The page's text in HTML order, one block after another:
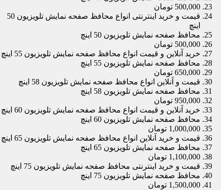
500,000 تومان
قیمت و خرید اینترنتی انواع محافظ صفحه نمایش تلویزیون 50
اینچ
محافظ صفحه نمایش تلویزیون 50 اینچ
500,000 تومان
خرید آنلاین و قیمت انواع محافظ صفحه نمایش تلویزیون 55 اینچ
محافظ صفحه نمایش تلویزیون 55 اینچ
650,000 تومان
قیمت و آنلاین انواع محافظ صفحه نمایش تلویزیون 58 اینچ
محافظ صفحه نمایش تلویزیون 58 اینچ
950,000 تومان
خرید آنلاین و قیمت انواع محافظ صفحه نمایش تلویزیون 60 اینچ
محافظ صفحه نمایش تلویزیون 60 اینچ
1,000,000 تومان
قیمت و خرید آنلاین انواع محافظ صفحه نمایش تلویزیون 65 اینچ
محافظ صفحه نمایش تلویزیون 65 اینچ
1,100,000 تومان
قیمت و خرید اینترنتی محافظ صفحه نمایش تلویزیون 75 اینچ
محافظ صفحه نمایش تلویزیون 75 اینچ
1,500,000 تومان